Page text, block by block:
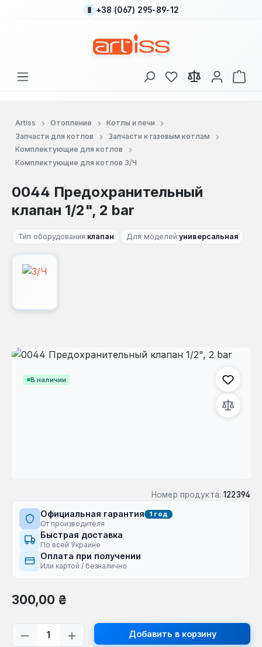
Перейти к основному содержанию
+38 (067) 295-89-12
У вас есть товары
В
Artiss Отопление
Котлы и печи
Запчасти для котлов
Запчасти к газовым котлам
Комплектующие для котлов
Комплектующие для котлов З/Ч
0044 Предохранительный
клапан 1/2", 2 bar
Тип оборудования:клапан Для моделей:универсальная
В наличии
Пропустить галерею изображений
Номер продукта: 122394
Официальная гарантия 1 год
От производителя
Быстрая доставка
По всей Украине
Оплата при получении
Или картой / безналично
Обычная цена:
300,00 ₴
Количество продукта: введите
Добавить в корзину